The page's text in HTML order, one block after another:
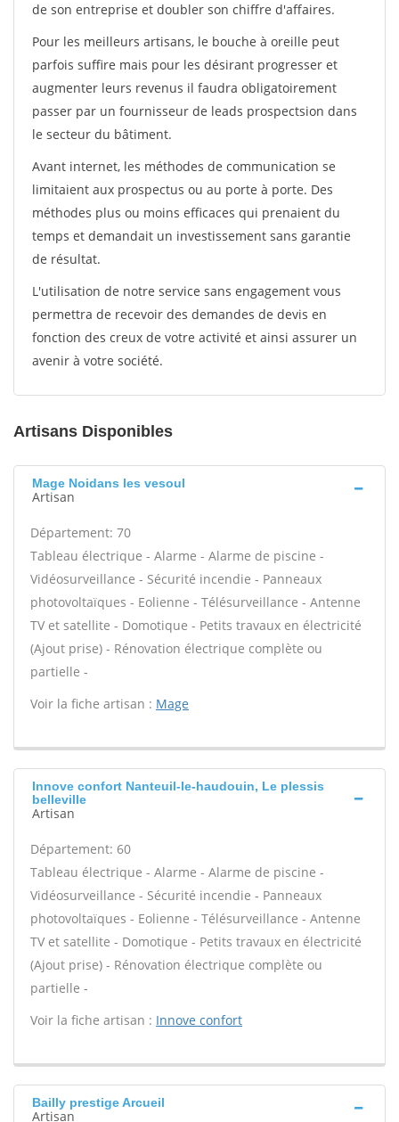
de son entreprise et doubler son chiffre d'affaires.
Pour les meilleurs artisans, le bouche à oreille peut
parfois suffire mais pour les désirant progresser et
augmenter leurs revenus il faudra obligatoirement
passer par un fournisseur de leads prospectsion dans
le secteur du bâtiment.
Avant internet, les méthodes de communication se
limitaient aux prospectus ou au porte à porte. Des
méthodes plus ou moins efficaces qui prenaient du
temps et demandait un investissement sans garantie
de résultat.
L'utilisation de notre service sans engagement vous
permettra de recevoir des demandes de devis en
fonction des creux de votre activité et ainsi assurer un
avenir à votre société.
Artisans Disponibles
Mage Noidans les vesoul
Artisan
Département: 70
Tableau électrique - Alarme - Alarme de piscine -
Vidéosurveillance - Sécurité incendie - Panneaux
photovoltaïques - Eolienne - Télésurveillance - Antenne
TV et satellite - Domotique - Petits travaux en électricité
(Ajout prise) - Rénovation électrique complète ou
partielle -
Voir la fiche artisan : Mage
Innove confort Nanteuil-le-haudouin, Le plessis
belleville
Artisan
Département: 60
Tableau électrique - Alarme - Alarme de piscine -
Vidéosurveillance - Sécurité incendie - Panneaux
photovoltaïques - Eolienne - Télésurveillance - Antenne
TV et satellite - Domotique - Petits travaux en électricité
(Ajout prise) - Rénovation électrique complète ou
partielle -
Voir la fiche artisan : Innove confort
Bailly prestige Arcueil
Artisan